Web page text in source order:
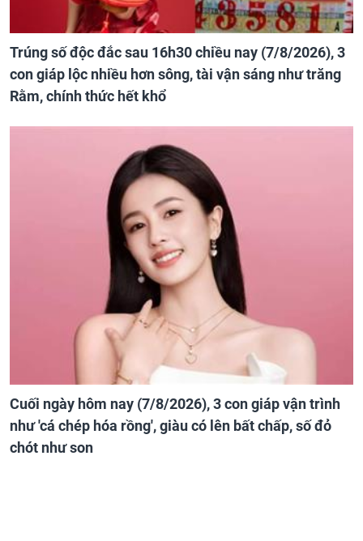
Trúng số độc đắc sau 16h30 chiều nay (7/8/2026), 3
con giáp lộc nhiều hơn sông, tài vận sáng như trăng
Rằm, chính thức hết khổ
Cuối ngày hôm nay (7/8/2026), 3 con giáp vận trình
như 'cá chép hóa rồng', giàu có lên bất chấp, số đỏ
chót như son